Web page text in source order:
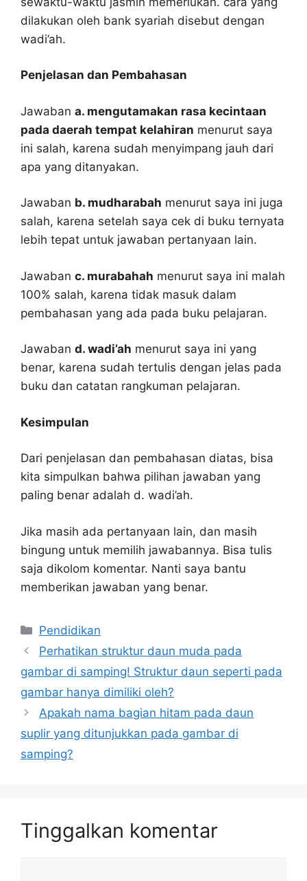
dilakukan oleh bank syariah disebut dengan
wadi’ah.
Penjelasan dan Pembahasan
Jawaban a. mengutamakan rasa kecintaan
pada daerah tempat kelahiran menurut saya
ini salah, karena sudah menyimpang jauh dari
apa yang ditanyakan.
Jawaban b. mudharabah menurut saya ini juga
salah, karena setelah saya cek di buku ternyata
lebih tepat untuk jawaban pertanyaan lain.
Jawaban c. murabahah menurut saya ini malah
100% salah, karena tidak masuk dalam
pembahasan yang ada pada buku pelajaran.
Jawaban d. wadi’ah menurut saya ini yang
benar, karena sudah tertulis dengan jelas pada
buku dan catatan rangkuman pelajaran.
Kesimpulan
Dari penjelasan dan pembahasan diatas, bisa
kita simpulkan bahwa pilihan jawaban yang
paling benar adalah d. wadi’ah.
Jika masih ada pertanyaan lain, dan masih
bingung untuk memilih jawabannya. Bisa tulis
saja dikolom komentar. Nanti saya bantu
memberikan jawaban yang benar.
Kategori
Pendidikan
Perhatikan struktur daun muda pada
gambar di samping! Struktur daun seperti pada
gambar hanya dimiliki oleh?
Apakah nama bagian hitam pada daun
suplir yang ditunjukkan pada gambar di
samping?
Tinggalkan komentar